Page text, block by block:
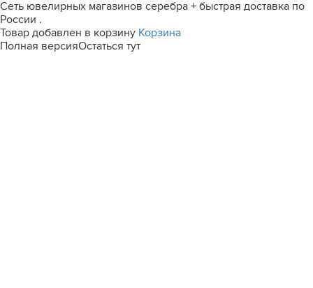
Сеть ювелирных магазинов серебра + быстрая доставка по
России .
Товар добавлен в корзину Корзина
Полная версияОстаться тут